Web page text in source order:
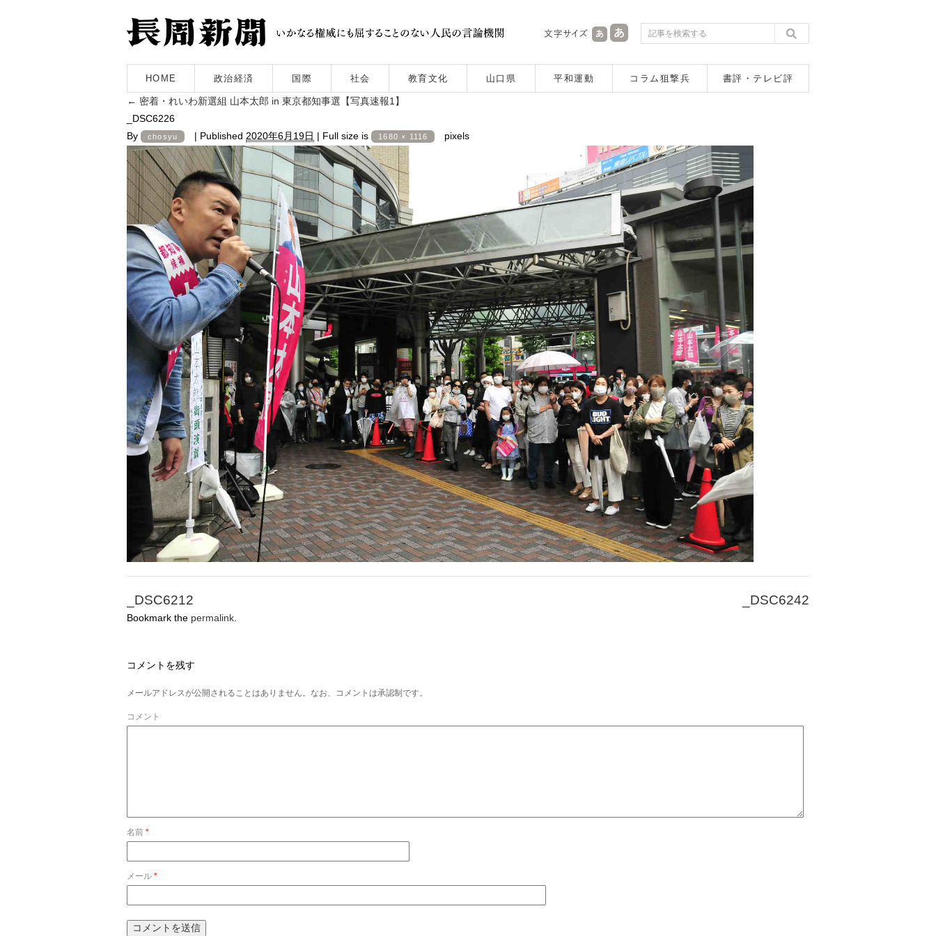
HOME 政治経済 国際 社会 教育文化 山口県 平和運動 コラム狙撃兵 書評・テレビ評
← 密着・れいわ新選組 山本太郎 in 東京都知事選【写真速報1】
_DSC6226
By
chosyu | Published 2020年6月19日 | Full size is 1680 × 1116 pixels
_DSC6212 _DSC6242
Bookmark the permalink
コメントを残す
メールアドレスが公開されることはありません。なお、コメントは承認制です。
コメント
名前 *
メール *